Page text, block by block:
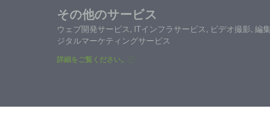
その他のサービス
ウェブ開発サービス, ITインフラサービス, ビデオ撮影, 編
ジタルマーケティングサービス
詳細をご覧ください。